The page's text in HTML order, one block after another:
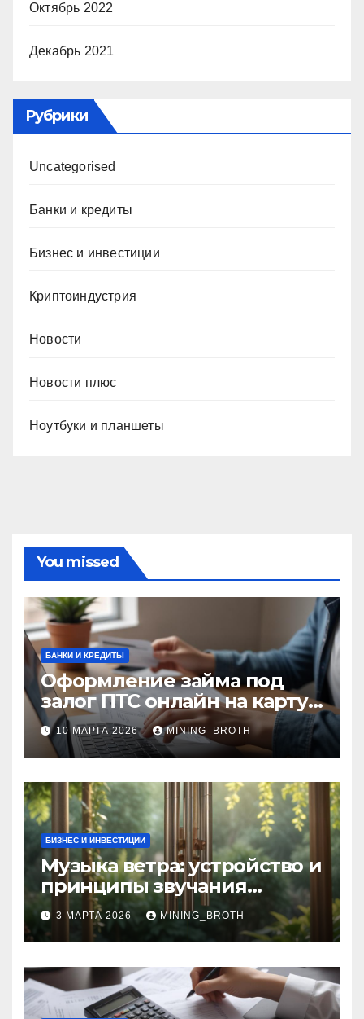
Октябрь 2022
Декабрь 2021
Рубрики
Uncategorised
Банки и кредиты
Бизнес и инвестиции
Криптоиндустрия
Новости
Новости плюс
Ноутбуки и планшеты
You missed
БАНКИ И КРЕДИТЫ
Оформление займа под
залог ПТС онлайн на карту
без визита в офис: порядок,
требования и документы
10 МАРТА 2026 MINING_BROTH
БИЗНЕС И ИНВЕСТИЦИИ
Музыка ветра: устройство и
принципы звучания
колокольчиков
3 МАРТА 2026 MINING_BROTH